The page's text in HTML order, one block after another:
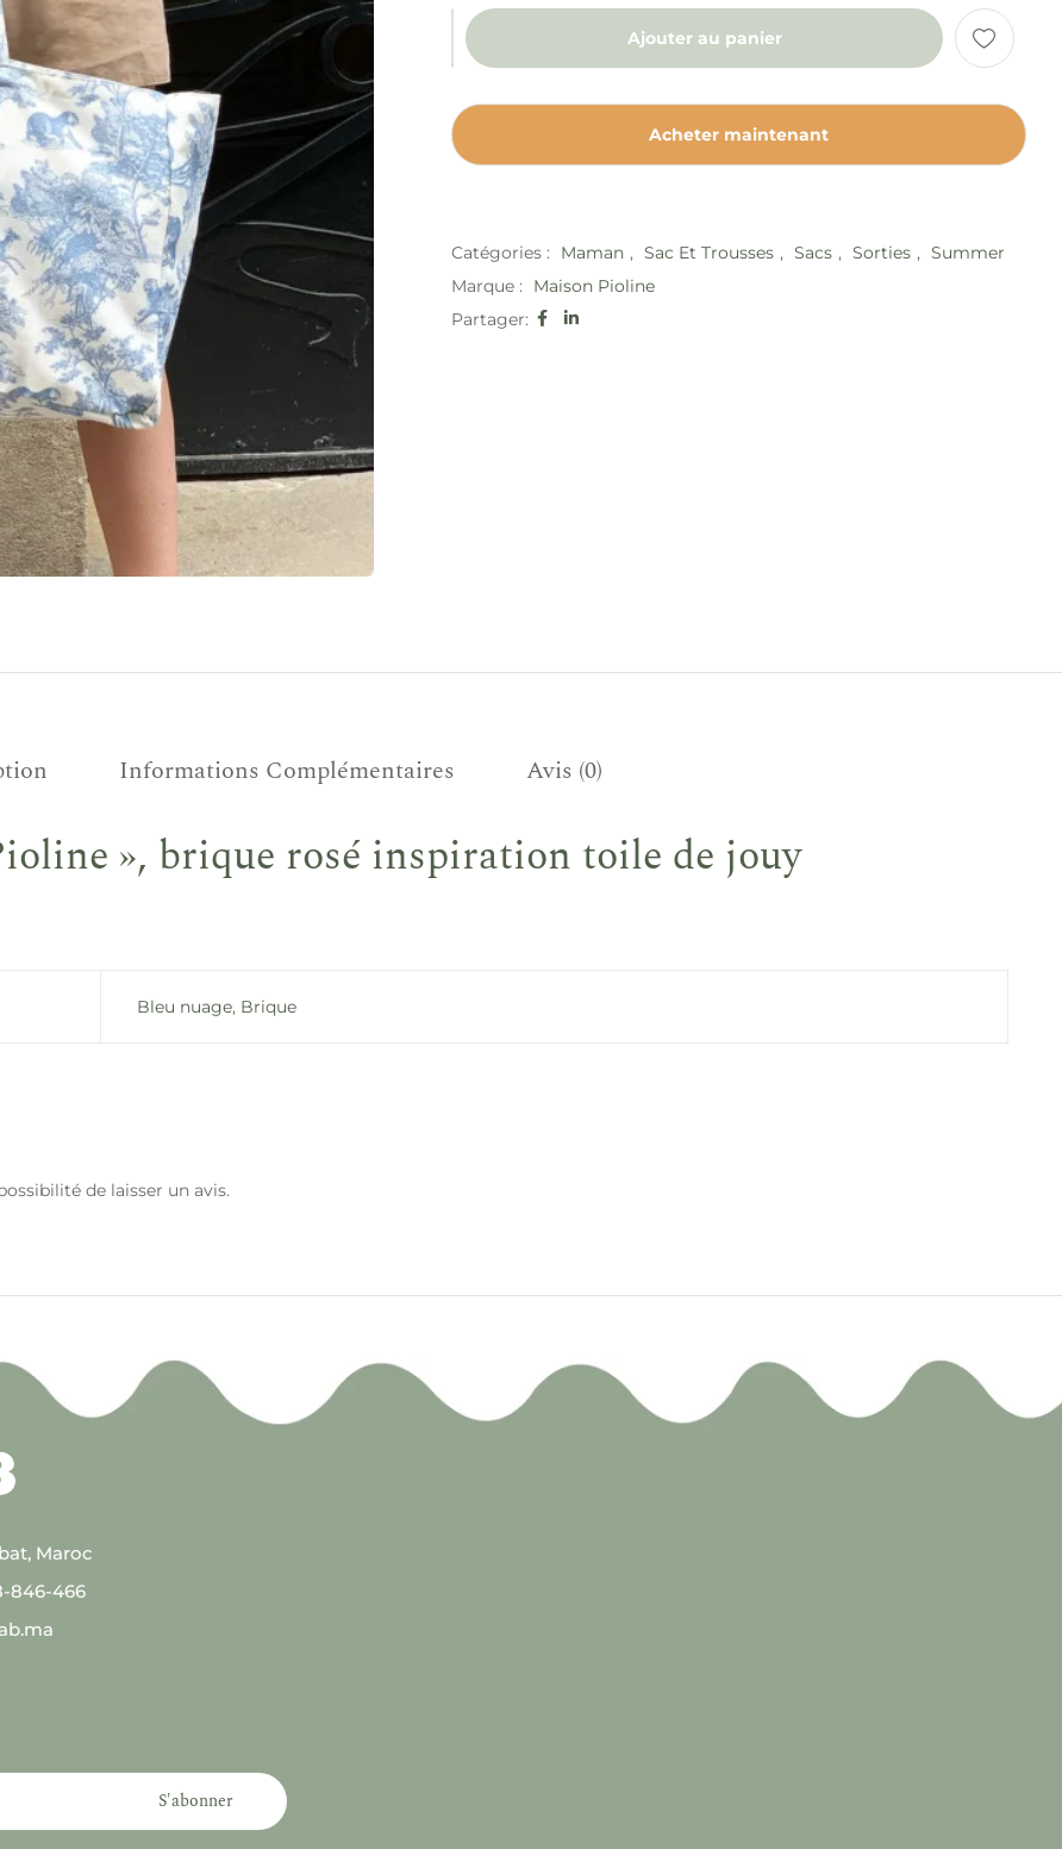
Ajouter au panier
Acheter maintenant
Catégories : Maman , Sac Et Trousses , Sacs , Sorties , Summer
Marque :
Maison Pioline
Partager:
Informations Complémentaires Avis (0)
», brique rosé inspiration toile de jouy
Bleu nuage, Brique
de laisser un avis.
Maroc
846-466
S'abonner